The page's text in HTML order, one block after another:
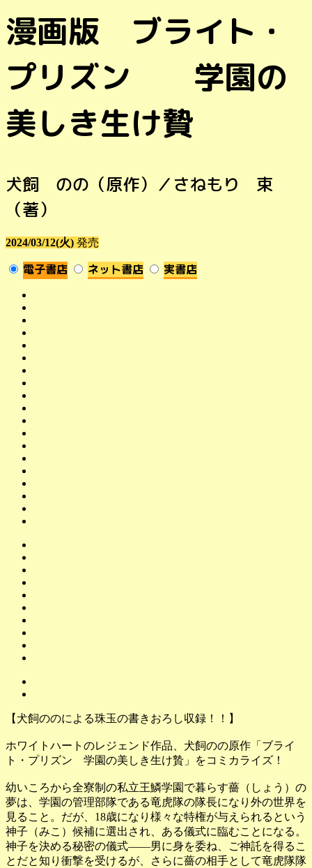
漫画版 ブライト・
プリズン 学園の
美しき生け贄
犬飼 のの（原作）／さねもり 束
（著）
2024/03/12(火) 発売
電子書店 ネット書店 実書店
【犬飼ののによる珠玉の書きおろし収録！！】
ホワイトハートのレジェンド作品、犬飼のの原作「ブライ
ト・プリズン 学園の美しき生け贄」をコミカライズ！
幼いころから全寮制の私立王鱗学園で暮らす薔（しょう）の
夢は、学園の管理部隊である竜虎隊の隊長になり外の世界を
見ること。だが、18歳になり様々な特権が与えられるという
神子（みこ）候補に選出され、ある儀式に臨むことになる。
神子を決める秘密の儀式――男に身を委ね、ご神託を得るこ
とだと知り衝撃を受けるが、さらに薔の相手として竜虎隊隊